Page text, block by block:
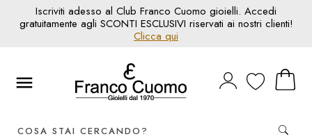
Iscriviti adesso al Club Franco Cuomo gioielli. Accedi
gratuitamente agli SCONTI ESCLUSIVI riservati ai nostri clienti!
Clicca qui